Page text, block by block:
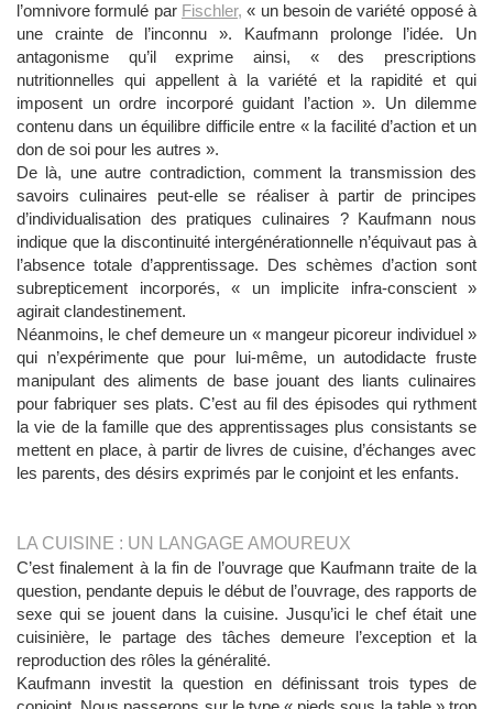
l’omnivore formulé par Fischler, « un besoin de variété opposé à
une crainte de l’inconnu ». Kaufmann prolonge l’idée. Un
antagonisme qu’il exprime ainsi, « des prescriptions
nutritionnelles qui appellent à la variété et la rapidité et qui
imposent un ordre incorporé guidant l’action ». Un dilemme
contenu dans un équilibre difficile entre « la facilité d’action et un
don de soi pour les autres ».
De là, une autre contradiction, comment la transmission des
savoirs culinaires peut-elle se réaliser à partir de principes
d’individualisation des pratiques culinaires ? Kaufmann nous
indique que la discontinuité intergénérationnelle n’équivaut pas à
l’absence totale d’apprentissage. Des schèmes d’action sont
subrepticement incorporés, « un implicite infra-conscient »
agirait clandestinement.
Néanmoins, le chef demeure un « mangeur picoreur individuel »
qui n’expérimente que pour lui-même, un autodidacte fruste
manipulant des aliments de base jouant des liants culinaires
pour fabriquer ses plats. C’est au fil des épisodes qui rythment
la vie de la famille que des apprentissages plus consistants se
mettent en place, à partir de livres de cuisine, d’échanges avec
les parents, des désirs exprimés par le conjoint et les enfants.
LA CUISINE : UN LANGAGE AMOUREUX
C’est finalement à la fin de l’ouvrage que Kaufmann traite de la
question, pendante depuis le début de l’ouvrage, des rapports de
sexe qui se jouent dans la cuisine. Jusqu’ici le chef était une
cuisinière, le partage des tâches demeure l’exception et la
reproduction des rôles la généralité.
Kaufmann investit la question en définissant trois types de